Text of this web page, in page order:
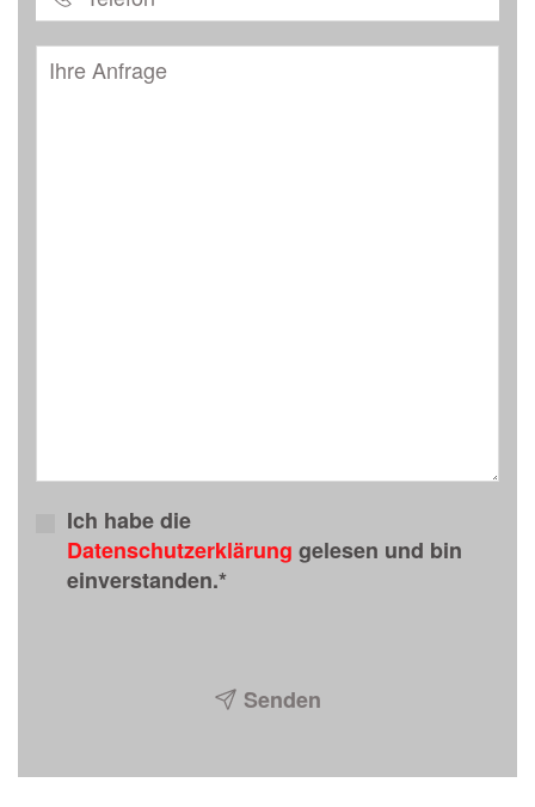
Ich habe die
Datenschutzerklärung gelesen und bin
einverstanden.*
Senden